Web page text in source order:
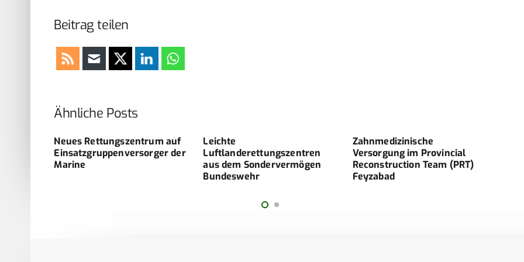
Beitrag teilen
Ähnliche Posts
Leichte
Luftlanderettungszentren
aus dem Sondervermögen
Zahnmedizinische
Versorgung im Provincial
Reconstruction Team (PRT)
Feyzabad
Der Sanitätsdienst der Marine